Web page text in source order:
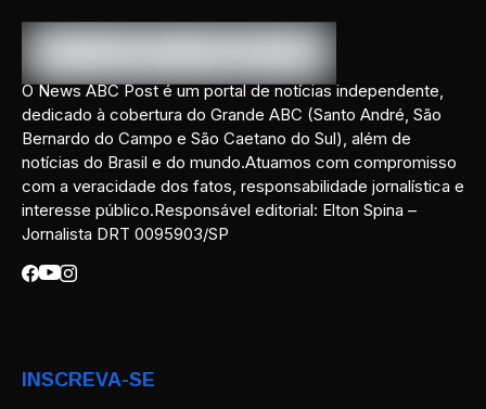
O News ABC Post é um portal de notícias independente,
dedicado à cobertura do Grande ABC (Santo André, São
Bernardo do Campo e São Caetano do Sul), além de
notícias do Brasil e do mundo.Atuamos com compromisso
com a veracidade dos fatos, responsabilidade jornalística e
interesse público.Responsável editorial: Elton Spina –
Jornalista DRT 0095903/SP
INSCREVA-SE